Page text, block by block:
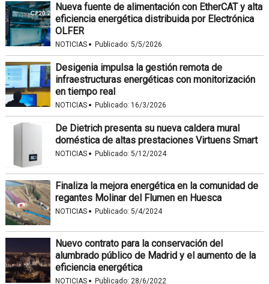
Nueva fuente de alimentación con EtherCAT y alta
eficiencia energética distribuida por Electrónica
OLFER
NOTICIAS · Publicado: 5/5/2026
Desigenia impulsa la gestión remota de
infraestructuras energéticas con monitorización
en tiempo real
NOTICIAS · Publicado: 16/3/2026
De Dietrich presenta su nueva caldera mural
doméstica de altas prestaciones Virtuens Smart
NOTICIAS · Publicado: 5/12/2024
Finaliza la mejora energética en la comunidad de
regantes Molinar del Flumen en Huesca
NOTICIAS · Publicado: 5/4/2024
Nuevo contrato para la conservación del
alumbrado público de Madrid y el aumento de la
eficiencia energética
NOTICIAS Publicado: 28/6/2022